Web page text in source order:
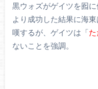
黒ウォズがゲイツを囮
より成功した結果に海東
嘆するが、ゲイツは「
ないことを強調。